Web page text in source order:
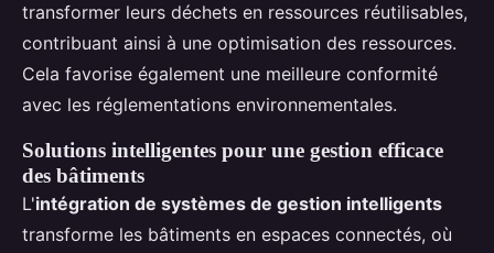
transformer leurs déchets en ressources réutilisables,
contribuant ainsi à une optimisation des ressources.
Cela favorise également une meilleure conformité
avec les réglementations environnementales.
Solutions intelligentes pour une gestion efficace
des bâtiments
L'intégration de systèmes de gestion intelligents
transforme les bâtiments en espaces connectés, où